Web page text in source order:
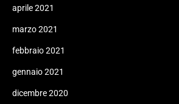
aprile 2021
marzo 2021
febbraio 2021
gennaio 2021
dicembre 2020